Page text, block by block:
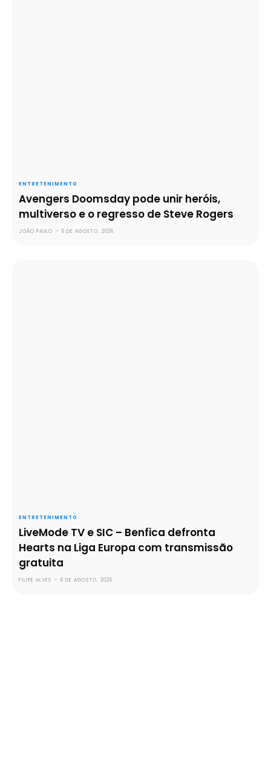
ENTRETENIMENTO
Avengers Doomsday pode unir heróis,
multiverso e o regresso de Steve Rogers
JOÃO PAULO - 6 DE AGOSTO, 2026
ENTRETENIMENTO
LiveMode TV e SIC – Benfica defronta
Hearts na Liga Europa com transmissão
gratuita
FILIPE ALVES - 6 DE AGOSTO, 2026